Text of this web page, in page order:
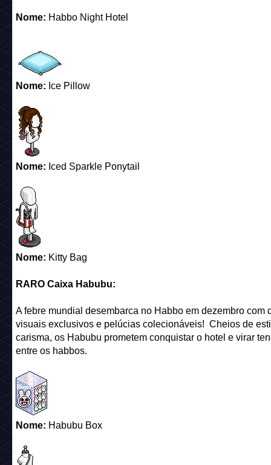
Nome: Habbo Night Hotel
Nome: Ice Pillow
Nome: Iced Sparkle Ponytail
Nome: Kitty Bag
RARO Caixa Habubu:
A febre mundial desembarca no Habbo em dezembro com
visuais exclusivos e pelúcias colecionáveis! Cheios de
carisma, os Habubu prometem conquistar o hotel e virar
entre os habbos.
Nome: Habubu Box